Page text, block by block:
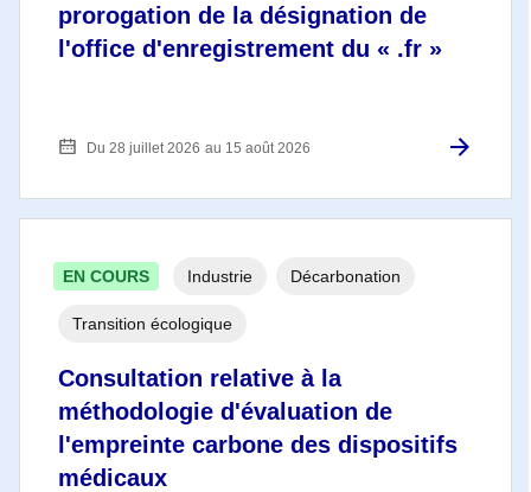
prorogation de la désignation de
l'office d'enregistrement du « .fr »
Du 28 juillet 2026 au 15 août 2026
Consultation relative à la
méthodologie d'évaluation de
l'empreinte carbone des dispositifs
médicaux
EN COURS Industrie Décarbonation
Transition écologique